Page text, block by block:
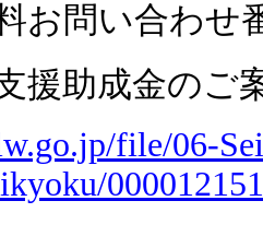
お問い合わ
援助成金のご
file/06-